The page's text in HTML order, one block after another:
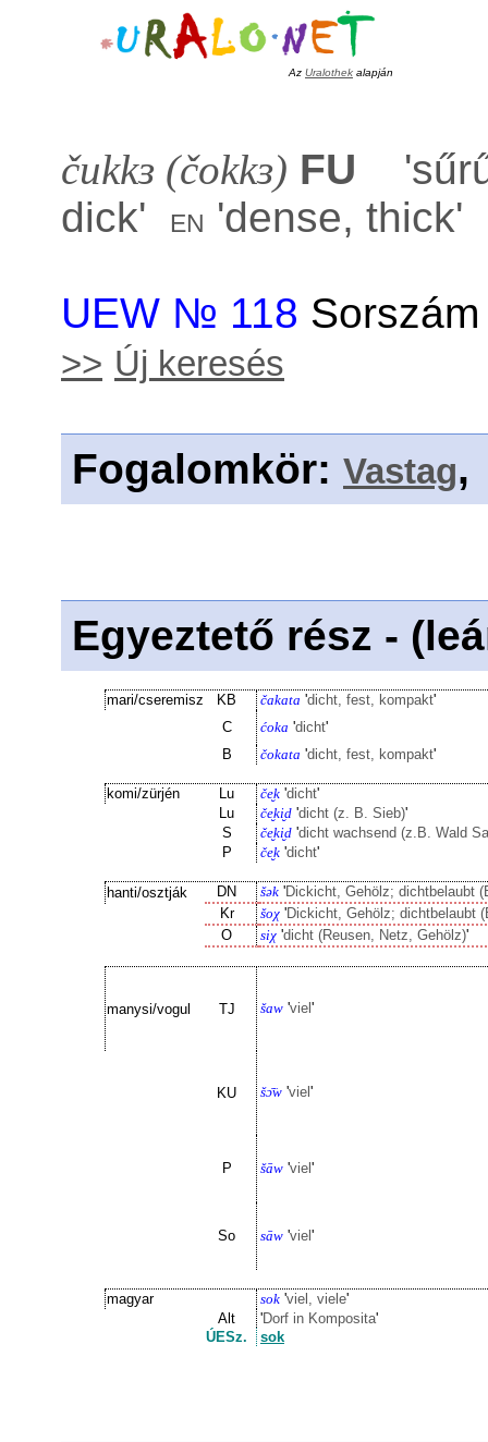
Az Uralothek alapján
čukkɜ (čokkɜ) FU '
dick' en 'dense, thick'
UEW № 118
>> Új keresés
Fogalomkör: Vastag
Egyeztető rész -
mari/cseremisz KB čakata 'dicht, fest, kompakt'
C
ćoka 'dicht'
B
čokata 'dicht, fest, kompakt'
komi/zürjén Lu če̮k 'dicht'
Lu
če̮ki̮d 'dicht (z. B. Sieb)'
S
če̮ki̮d 'dicht wachsend (z.B. Wald
P
če̮k 'dicht'
hanti/osztják DN šək 'Dickicht, Gehölz; dichtbelaubt
Kr
šoχ 'Dickicht, Gehölz; dichtbelaubt
O
siχ 'dicht (Reusen, Netz, Gehölz)'
manysi/vogul TJ šaw 'viel '
KU šɔ̈̄w 'viel '
P šāw 'viel '
So sāw 'viel '
magyar sok 'viel, viele'
Alt
'Dorf in Komposita'
ÚESz.
sok